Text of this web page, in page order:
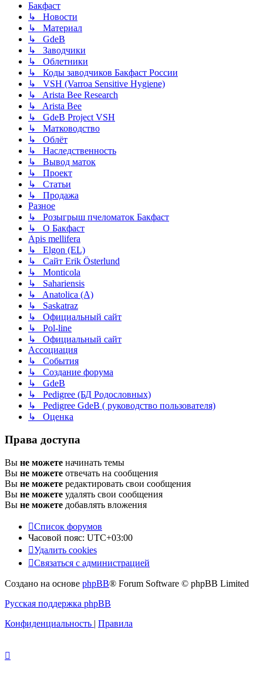
Бакфаст
↳ Новости
↳ Материал
↳ GdeB
↳ Заводчики
↳ Облетники
↳ Коды заводчиков Бакфаст России
↳ VSH (Varroa Sensitive Hygiene)
↳ Arista Bee Research
↳ Arista Bee
↳ GdeB Project VSH
↳ Матководство
↳ Облёт
↳ Наследственность
↳ Вывод маток
↳ Проект
↳ Статьи
↳ Продажа
Разное
↳ Розыгрыш пчеломаток Бакфаст
↳ О Бакфаст
Apis mellifera
↳ Elgon (EL)
↳ Сайт Erik Österlund
↳ Monticola
↳ Sahariensis
↳ Anatolica (A)
↳ Saskatraz
↳ Официальный сайт
↳ Pol-line
↳ Официальный сайт
Ассоциация
↳ События
↳ Создание форума
↳ GdeB
↳ Pedigree (БД Родословных)
↳ Pedigree GdeB ( руководство пользователя)
↳ Оценка
Права доступа
Вы не можете начинать темы
Вы не можете отвечать на сообщения
Вы не можете редактировать свои сообщения
Вы не можете удалять свои сообщения
Вы не можете добавлять вложения
Список форумов
Часовой пояс: UTC+03:00
Удалить cookies
Связаться с администрацией
Создано на основе phpBB® Forum Software © phpBB Limited
Русская поддержка phpBB
Конфиденциальность | Правила